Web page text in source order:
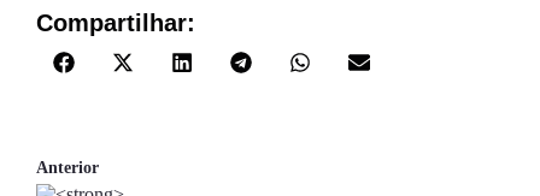
Compartilhar:
Anterior